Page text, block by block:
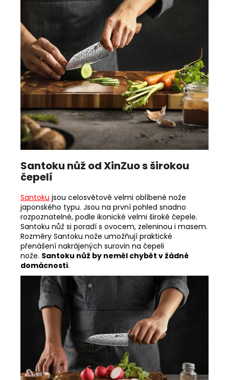
Santoku nůž od XinZuo s širokou
čepelí
Santoku jsou celosvětově velmi oblíbené nože
japonského typu. Jsou na první pohled snadno
rozpoznatelné, podle ikonické velmi široké čepele.
Santoku nůž si poradí s ovocem, zeleninou i masem.
Rozměry Santoku nože umožňují praktické
přenášení nakrájených surovin na čepeli
nože. Santoku nůž by neměl chybět v žádné
domácnosti.